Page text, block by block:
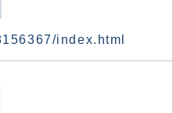
index.html